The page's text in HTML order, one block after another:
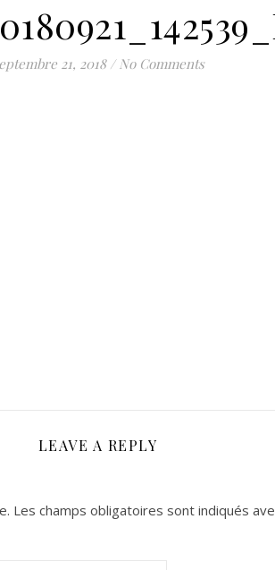
21, 2018 / No Comments
LEAVE A REPLY
Les champs obligatoires sont indiqués